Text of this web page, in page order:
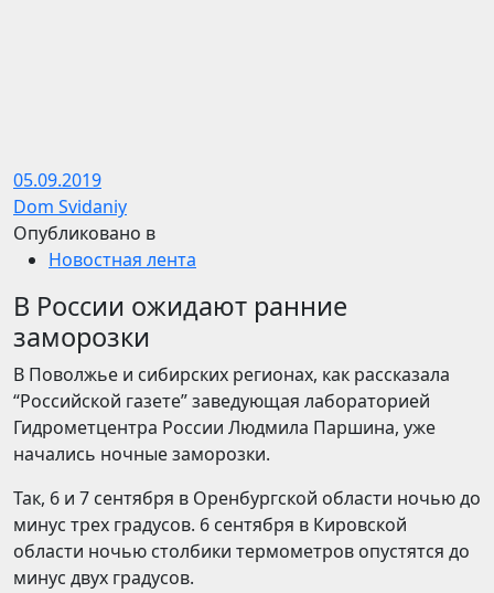
05.09.2019
Dom Svidaniy
Опубликовано в
Новостная лента
В России ожидают ранние
заморозки
В Поволжье и сибирских регионах, как рассказала
“Российской газете” заведующая лабораторией
Гидрометцентра России Людмила Паршина, уже
начались ночные заморозки.
Так, 6 и 7 сентября в Оренбургской области ночью до
минус трех градусов. 6 сентября в Кировской
области ночью столбики термометров опустятся до
минус двух градусов.